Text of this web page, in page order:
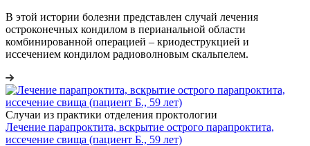
В этой истории болезни представлен случай лечения
остроконечных кондилом в перианальной области
комбинированной операцией – криодеструкцией и
иссечением кондилом радиоволновым скальпелем.
Случаи из практики отделения проктологии
Лечение парапроктита, вскрытие острого парапроктита,
иссечение свища (пациент Б., 59 лет)